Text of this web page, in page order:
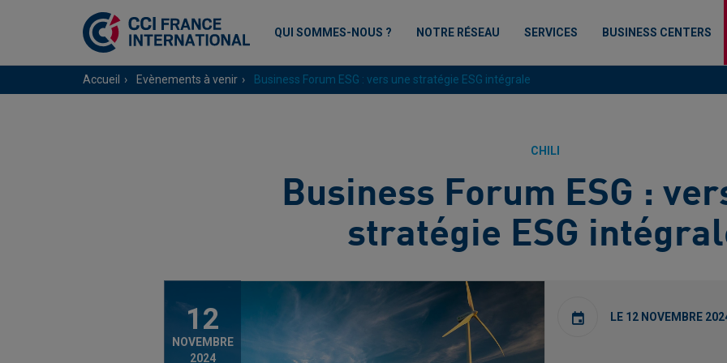
QUI SOMMES-NOUS ? NOTRE RÉSEAU SERVICES BUSINESS CENTERS
Accueil Evènements à venir Business Forum ESG : vers une stratégie ESG intégrale
CHILI
Business Forum ESG :
stratégie ESG
12
NOVEMBRE
2024
LE 12 NOVEMBRE